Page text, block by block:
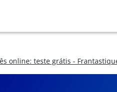
online: teste grátis -